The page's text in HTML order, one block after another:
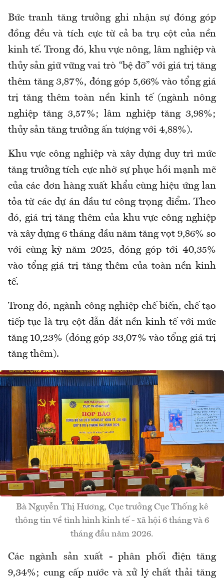
Bức tranh tăng trưởng ghi nhận sự đóng góp
đồng đều và tích cực từ cả ba trụ cột của nền
kinh tế. Trong đó, khu vực nông, lâm nghiệp và
thủy sản giữ vững vai trò “bệ đỡ” với giá trị tăng
thêm tăng 3,87%, đóng góp 5,66% vào tổng giá
trị tăng thêm toàn nền kinh tế (ngành nông
nghiệp tăng 3,57%; lâm nghiệp tăng 3,98%;
thủy sản tăng trưởng ấn tượng với 4,88%).
Khu vực công nghiệp và xây dựng duy trì mức
tăng trưởng tích cực nhờ sự phục hồi mạnh mẽ
của các đơn hàng xuất khẩu cùng hiệu ứng lan
tỏa từ các dự án đầu tư công trọng điểm. Theo
đó, giá trị tăng thêm của khu vực công nghiệp
và xây dựng 6 tháng đầu năm tăng vọt 9,86% so
với cùng kỳ năm 2025, đóng góp tới 40,35%
vào tổng giá trị tăng thêm của toàn nền kinh
tế.
Trong đó, ngành công nghiệp chế biến, chế tạo
tiếp tục là trụ cột dẫn dắt nền kinh tế với mức
tăng 10,23% (đóng góp 33,07% vào tổng giá trị
tăng thêm).
Bà Nguyễn Thị Hương, Cục trưởng Cục Thống kê
thông tin về tình hình kinh tế - xã hội 6 tháng và 6
tháng đầu năm 2026.
Các ngành sản xuất - phân phối điện tăng
9,34%; cung cấp nước và xử lý chất thải tăng